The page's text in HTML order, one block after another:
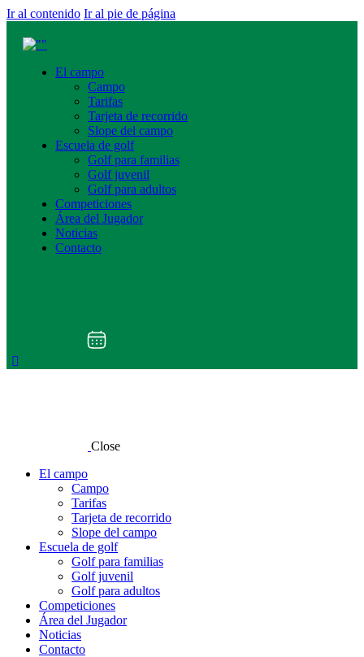
Ir al contenido Ir al pie de página
El campo
Campo
Tarifas
Tarjeta de recorrido
Slope del campo
Escuela de golf
Golf para familias
Golf juvenil
Golf para adultos
Competiciones
Área del Jugador
Noticias
Contacto
Close
El campo
Campo
Tarifas
Tarjeta de recorrido
Slope del campo
Escuela de golf
Golf para familias
Golf juvenil
Golf para adultos
Competiciones
Área del Jugador
Noticias
Contacto